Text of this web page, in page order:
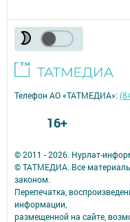
© 2011 - 2026. Нурлат-⁠
© ТАТМЕДИА. Все
законом.
Перепечатка,
информации,
размещенной на сайте,
Телефон АО «ТАТМЕДИА»:
16+